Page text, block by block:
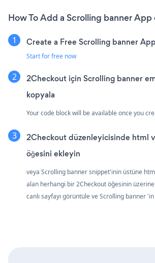
How To Add a Scrolling banner
Create a Free Scrolling banner App
Start for free now
2Checkout için Scrolling banner
kopyala
Your code block will be available once you
2Checkout düzenleyicisinde html
öğesini ekleyin
veya Scrolling banner snippet'inin üstüne
alan herhangi bir 2Checkout öğesinin üzerine
canlı sayfayı görüntüle ve Scrolling banner